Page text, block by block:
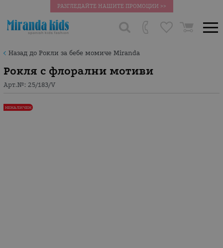
РАЗГЛЕДАЙТЕ НАШИТЕ ПРОМОЦИИ >>
Назад до Рокли за бебе момиче Miranda
Рокля с флорални мотиви
Арт.№: 25/183/V
НЕНАЛИЧЕН